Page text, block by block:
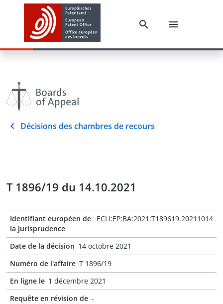
Décisions des chambres de recours
T 1896/19 du 14.10.2021
Identifiant européen de
la jurisprudence
ECLI:EP:BA:2021:T189619.20211014
Date de la décision 14 octobre 2021
Numéro de l'affaire T 1896/19
En ligne le 1 décembre 2021
Requête en révision de -